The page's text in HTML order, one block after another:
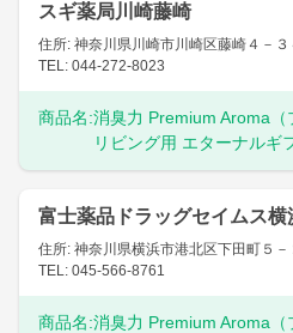
スギ薬局川崎藤崎
住所: 神奈川県川崎市川崎区藤崎４－３
TEL: 044-272-8023
商品名:消臭力 Premium Aroma（
リビング用 エターナルギ
富士薬品ドラッグセイムス横
住所: 神奈川県横浜市港北区下田町５－
TEL: 045-566-8761
商品名:消臭力 Premium Aroma（